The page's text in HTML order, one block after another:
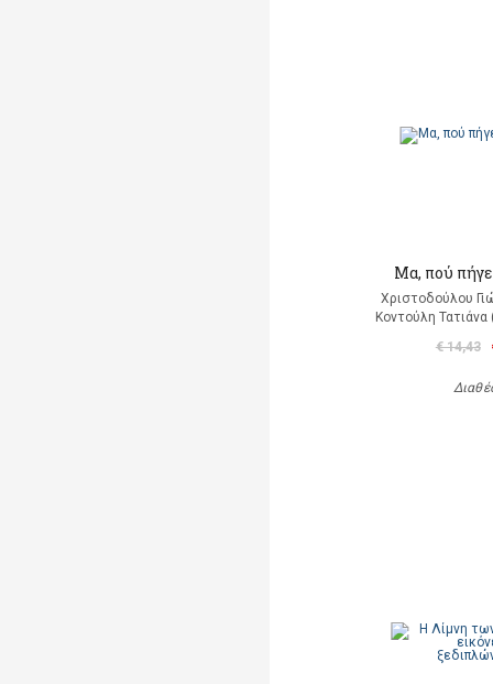
Μα, πού πήγε
Χριστοδούλου
Κοντούλη
€ 14,43